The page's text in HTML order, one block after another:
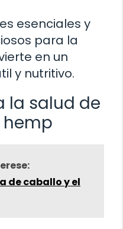
esenciales y
para la
en un
y nutritivo.
la salud de
hemp
de caballo y el